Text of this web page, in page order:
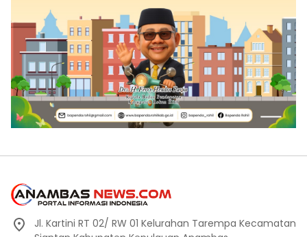
Jl. Kartini RT 02/ RW 01 Kelurahan Tarempa Kecamatan